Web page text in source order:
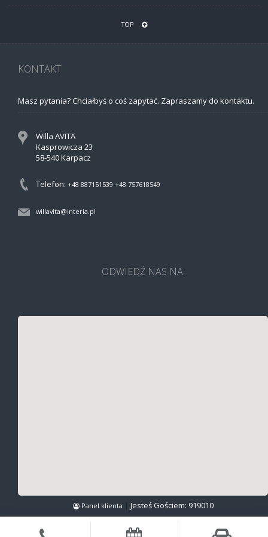
TOP
KONTAKT
Masz pytania? Chciałbyś o coś zapytać. Zapraszamy do kontaktu.
Willa AVITA
Kasprowicza 23
58-540 Karpacz
Telefon: +48 887151539 +48 757618549
willavita@interia.pl
ODWIEDŹ NAS NA:
Panel klienta | Jesteś Gościem: 919010